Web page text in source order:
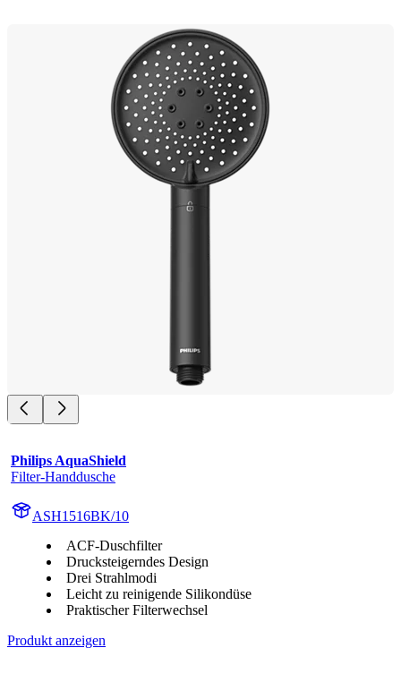
Philips AquaShield
Filter-Handdusche
ASH1516BK/10
ACF-Duschfilter
Drucksteigerndes Design
Drei Strahlmodi
Leicht zu reinigende Silikondüse
Praktischer Filterwechsel
Produkt anzeigen